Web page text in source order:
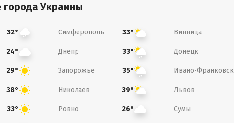
города Украины
32° Симферополь 33° Винница
24° Днепр 33° Донецк
29° Запорожье 35° Ивано-Франковск
38° Николаев 39° Львов
33° Ровно 26° Сумы